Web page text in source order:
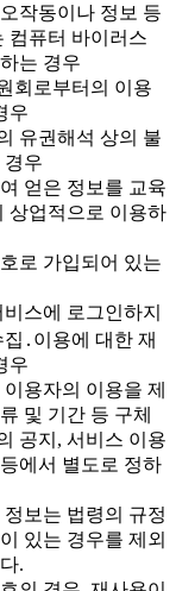
작동이나 정보 등
컴퓨터 바이러스
는 경우
회로부터의 이용
우
유권해석 상의 불
경우
얻은 정보를 교육
상업적으로 이용하
로 가입되어 있는
스에 로그인하지
․이용에 대한 재
우
용자의 이용을 제
및 기간 등 구체
공지, 서비스 이용
에서 별도로 정하
보는 법령의 규정
있는 경우를 제외
.